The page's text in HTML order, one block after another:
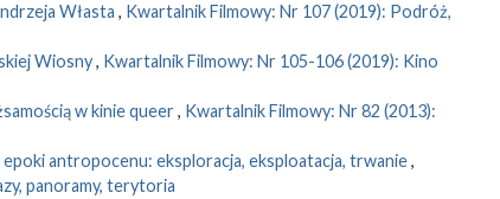
Własta , Kwartalnik Filmowy: Nr 107 (2019): Podróż,
Wiosny, Kwartalnik Filmowy: Nr 105-106 (2019): Kino
w kinie queer, Kwartalnik Filmowy: Nr 82 (2013):
antropocenu: eksploracja, eksploatacja, trwanie,
panoramy, terytoria